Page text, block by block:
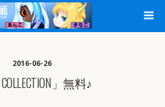
2016-06-26
COLLECTION」無料♪